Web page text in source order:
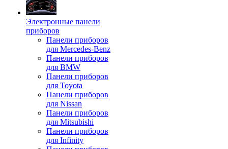
Электронные панели
приборов
Панели приборов
для Mercedes-Benz
Панели приборов
для BMW
Панели приборов
для Toyota
Панели приборов
для Nissan
Панели приборов
для Mitsubishi
Панели приборов
для Infinity